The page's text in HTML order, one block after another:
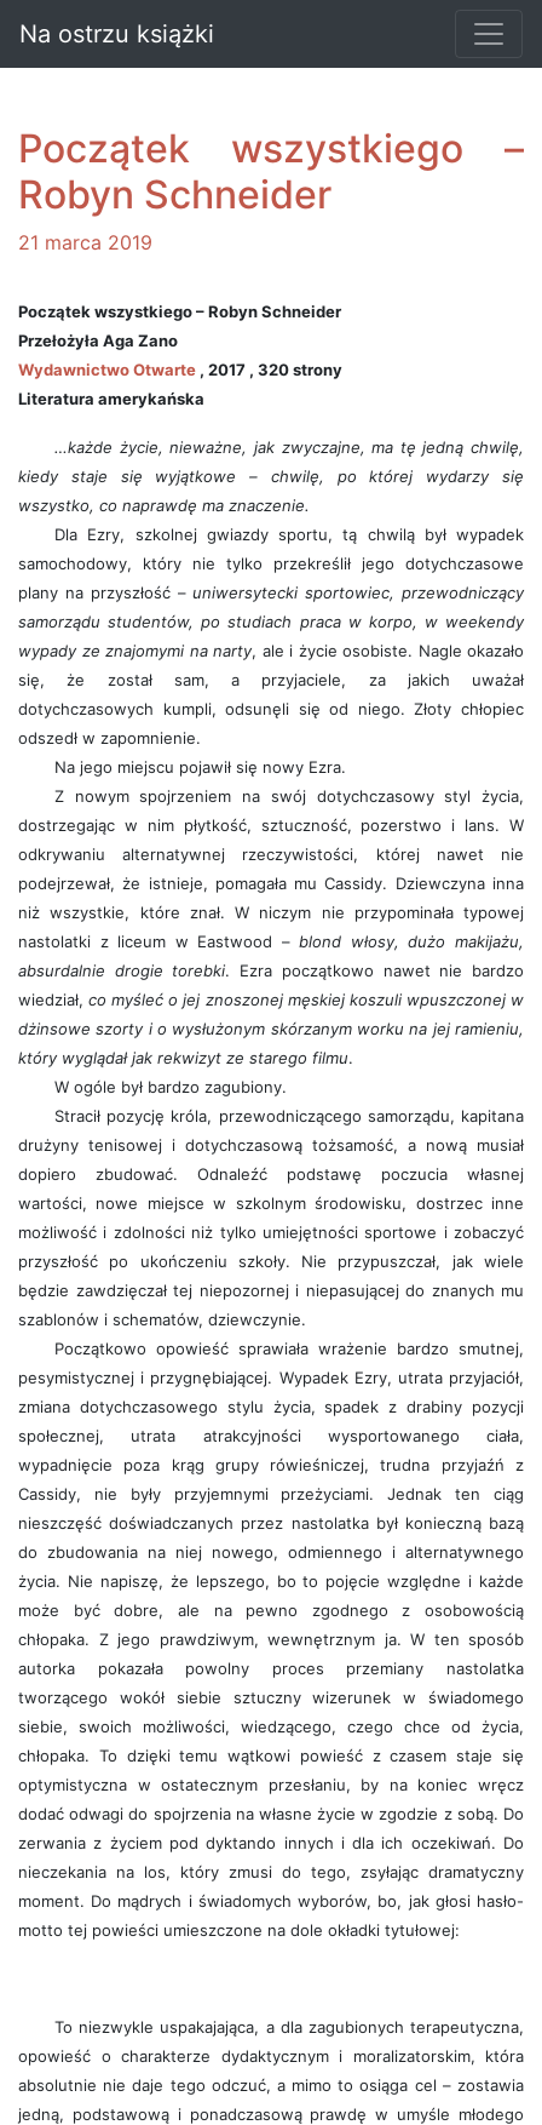
Na ostrzu książki
Początek wszystkiego –
Robyn Schneider
21 marca 2019
Początek wszystkiego – Robyn Schneider
Przełożyła Aga Zano
Wydawnictwo Otwarte , 2017 , 320 strony
Literatura amerykańska
…każde życie, nieważne, jak zwyczajne, ma tę jedną chwilę,
kiedy staje się wyjątkowe – chwilę, po której wydarzy się
wszystko, co naprawdę ma znaczenie.
Dla Ezry, szkolnej gwiazdy sportu, tą chwilą był wypadek
samochodowy, który nie tylko przekreślił jego dotychczasowe
plany na przyszłość –uniwersytecki sportowiec, przewodniczący
samorządu studentów, po studiach praca w korpo, w weekendy
wypady ze znajomymi na narty, ale i życie osobiste. Nagle okazało
się, że został sam, a przyjaciele, za jakich uważał
dotychczasowych kumpli, odsunęli się od niego. Złoty chłopiec
odszedł w zapomnienie.
Na jego miejscu pojawił się nowy Ezra.
Z nowym spojrzeniem na swój dotychczasowy styl życia,
dostrzegając w nim płytkość, sztuczność, pozerstwo i lans. W
odkrywaniu alternatywnej rzeczywistości, której nawet nie
podejrzewał, że istnieje, pomagała mu Cassidy. Dziewczyna inna
niż wszystkie, które znał. W niczym nie przypominała typowej
nastolatki z liceum w Eastwood –blond włosy, dużo makijażu,
absurdalnie drogie torebki. Ezra początkowo nawet nie bardzo
wiedział,co myśleć o jej znoszonej męskiej koszuli wpuszczonej w
dżinsowe szorty i o wysłużonym skórzanym worku na jej ramieniu,
który wyglądał jak rekwizyt ze starego filmu.
W ogóle był bardzo zagubiony.
Stracił pozycję króla, przewodniczącego samorządu, kapitana
drużyny tenisowej i dotychczasową tożsamość, a nową musiał
dopiero zbudować. Odnaleźć podstawę poczucia własnej
wartości, nowe miejsce w szkolnym środowisku, dostrzec inne
możliwość i zdolności niż tylko umiejętności sportowe i zobaczyć
przyszłość po ukończeniu szkoły. Nie przypuszczał, jak wiele
będzie zawdzięczał tej niepozornej i niepasującej do znanych mu
szablonów i schematów, dziewczynie.
Początkowo opowieść sprawiała wrażenie bardzo smutnej,
pesymistycznej i przygnębiającej. Wypadek Ezry, utrata przyjaciół,
zmiana dotychczasowego stylu życia, spadek z drabiny pozycji
społecznej, utrata atrakcyjności wysportowanego ciała,
wypadnięcie poza krąg grupy rówieśniczej, trudna przyjaźń z
Cassidy, nie były przyjemnymi przeżyciami. Jednak ten ciąg
nieszczęść doświadczanych przez nastolatka był konieczną bazą
do zbudowania na niej nowego, odmiennego i alternatywnego
życia. Nie napiszę, że lepszego, bo to pojęcie względne i każde
może być dobre, ale na pewno zgodnego z osobowością
chłopaka. Z jego prawdziwym, wewnętrznym ja. W ten sposób
autorka pokazała powolny proces przemiany nastolatka
tworzącego wokół siebie sztuczny wizerunek w świadomego
siebie, swoich możliwości, wiedzącego, czego chce od życia,
chłopaka. To dzięki temu wątkowi powieść z czasem staje się
optymistyczna w ostatecznym przesłaniu, by na koniec wręcz
dodać odwagi do spojrzenia na własne życie w zgodzie z sobą. Do
zerwania z życiem pod dyktando innych i dla ich oczekiwań. Do
nieczekania na los, który zmusi do tego, zsyłając dramatyczny
moment. Do mądrych i świadomych wyborów, bo, jak głosi hasło-
motto tej powieści umieszczone na dole okładki tytułowej:
To niezwykle uspakajająca, a dla zagubionych terapeutyczna,
opowieść o charakterze dydaktycznym i moralizatorskim, która
absolutnie nie daje tego odczuć, a mimo to osiąga cel – zostawia
jedną, podstawową i ponadczasową prawdę w umyśle młodego